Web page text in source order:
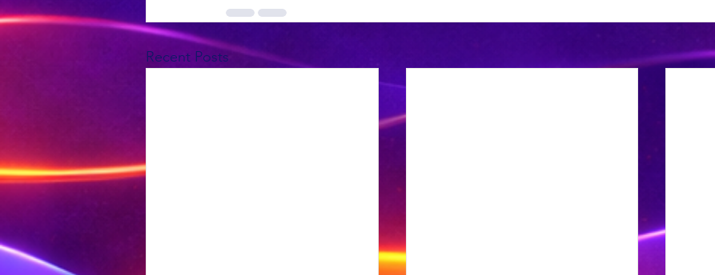
Recent Posts